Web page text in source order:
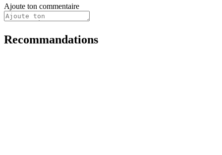
Ajoute ton commentaire
Recommandations